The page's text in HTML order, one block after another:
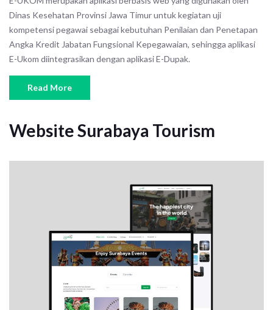
Dinas Kesehatan Provinsi Jawa Timur untuk kegiatan uji
kompetensi pegawai sebagai kebutuhan Penilaian dan Penetapan
Angka Kredit Jabatan Fungsional Kepegawaian, sehingga aplikasi
E-Ukom diintegrasikan dengan aplikasi E-Dupak.
Read More
Website Surabaya Tourism